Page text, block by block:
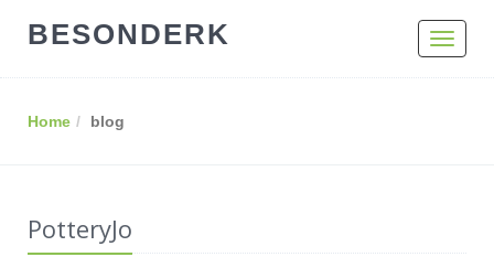
Toggle
BESONDERK
Home blog
PotteryJo